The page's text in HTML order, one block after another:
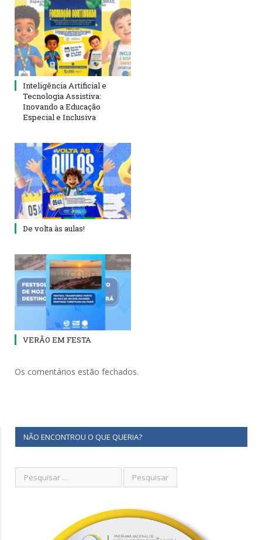
Inteligência Artificial e
Tecnologia Assistiva:
Inovando a Educação
Especial e Inclusiva
De volta às aulas!
VERÃO EM FESTA
Os comentários estão fechados.
NÃO ENCONTROU O QUE QUERIA?